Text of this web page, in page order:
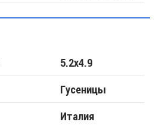
5.2х4.9
Гусеницы
Италия